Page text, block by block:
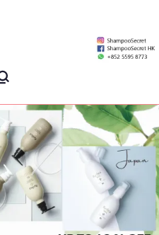
Secret
香港專業洗頭水專門店